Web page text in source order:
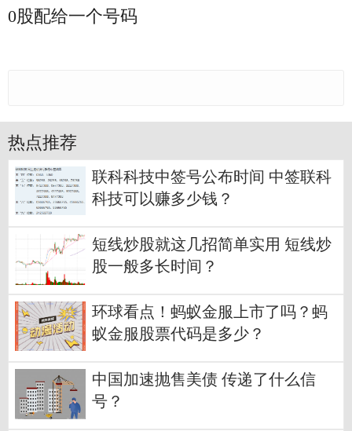
0股配给一个号码
热点推荐
联科科技中签号公布时间 中签联科
科技可以赚多少钱？
短线炒股就这几招简单实用 短线炒
股一般多长时间？
环球看点！蚂蚁金服上市了吗？蚂
蚁金服股票代码是多少？
中国加速抛售美债 传递了什么信
号？